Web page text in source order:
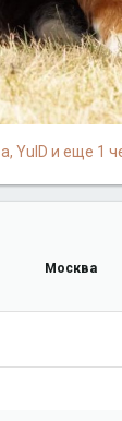
, YulD и еще 1
Москва